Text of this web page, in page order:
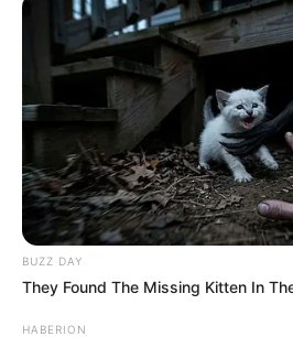
BUZZ DAY
They Found The Missing Kitten In
HABERION